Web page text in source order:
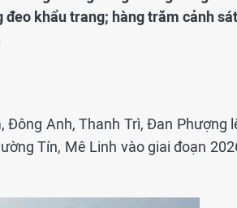
đeo khẩu trang; hàng trăm cảnh sát
Anh, Thanh Trì, Đan Phượng
Tín, Mê Linh vào giai đoạn